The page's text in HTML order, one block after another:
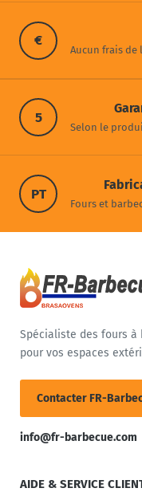
€
Aucun frais
5
Selon le
PT
Fours et
Spécialiste des fours à
pour vos espaces
Contacter FR-
info@fr-barbecue.com
AIDE & SERVICE